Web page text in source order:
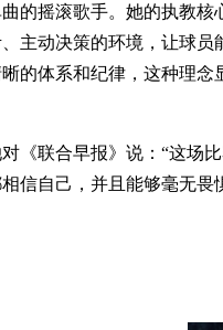
的摇滚歌手。她的执教核
主动决策的环境，让球员
的体系和纪律，这种理念
《联合早报》说：“这场
信自己，并且能够毫无畏